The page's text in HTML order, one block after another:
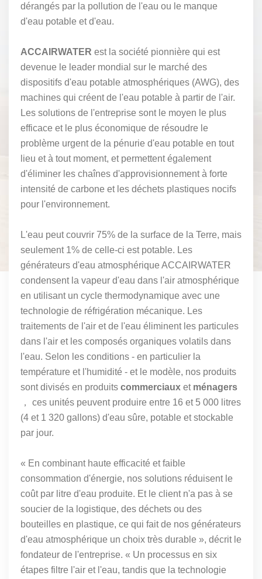
dérangés par la pollution de l'eau ou le manque
d'eau potable et d'eau.
ACCAIRWATER est la société pionnière qui est
devenue le leader mondial sur le marché des
dispositifs d'eau potable atmosphériques (AWG), des
machines qui créent de l'eau potable à partir de l'air.
Les solutions de l'entreprise sont le moyen le plus
efficace et le plus économique de résoudre le
problème urgent de la pénurie d'eau potable en tout
lieu et à tout moment, et permettent également
d'éliminer les chaînes d'approvisionnement à forte
intensité de carbone et les déchets plastiques nocifs
pour l'environnement.
L'eau peut couvrir 75% de la surface de la Terre, mais
seulement 1% de celle-ci est potable. Les
générateurs d'eau atmosphérique ACCAIRWATER
condensent la vapeur d'eau dans l'air atmosphérique
en utilisant un cycle thermodynamique avec une
technologie de réfrigération mécanique. Les
traitements de l'air et de l'eau éliminent les particules
dans l'air et les composés organiques volatils dans
l'eau. Selon les conditions - en particulier la
température et l'humidité - et le modèle, nos produits
sont divisés en produits commerciaux et ménagers
， ces unités peuvent produire entre 16 et 5 000 litres
(4 et 1 320 gallons) d'eau sûre, potable et stockable
par jour.
« En combinant haute efficacité et faible
consommation d'énergie, nos solutions réduisent le
coût par litre d'eau produite. Et le client n'a pas à se
soucier de la logistique, des déchets ou des
bouteilles en plastique, ce qui fait de nos générateurs
d'eau atmosphérique un choix très durable », décrit le
fondateur de l'entreprise. « Un processus en six
étapes filtre l'air et l'eau, tandis que la technologie